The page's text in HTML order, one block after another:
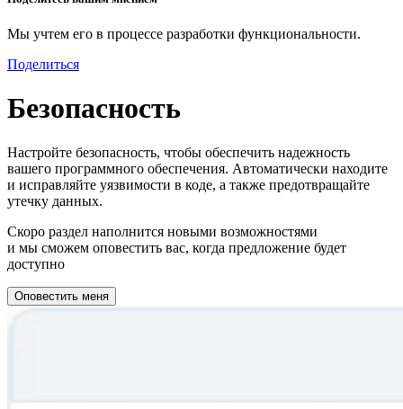
Мы учтем его в процессе разработки функциональности.
Поделиться
Безопасность
Настройте безопасность, чтобы обеспечить надежность
вашего программного обеспечения. Автоматически находите
и исправляйте уязвимости в коде, а также предотвращайте
утечку данных.
Скоро раздел наполнится новыми возможностями
и мы сможем оповестить вас, когда предложение будет
доступно
Оповестить меня